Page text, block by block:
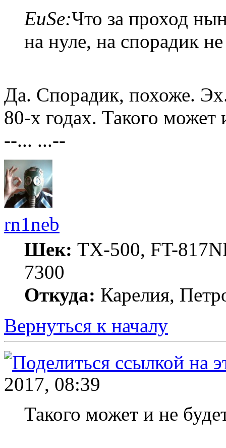
EuSe:Что за проход
на нуле, на спорадик
Да. Спорадик, похоже.
80-х годах. Такого
--... ...--
rn1neb
Шек: TX-500, FT-
7300
Откуда: Карелия,
Вернуться к началу
2017, 08:39
Такого может и не